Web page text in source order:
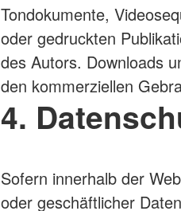
Tondokumente,
oder gedruckten
des Autors. Downloads
den kommerziellen
4.
Sofern innerhalb der
oder geschäftlicher